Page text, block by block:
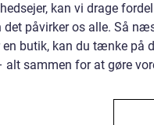
kan vi drage
det påvirker os alle. Så
en butik, kan du tænke på
sammen for at gøre